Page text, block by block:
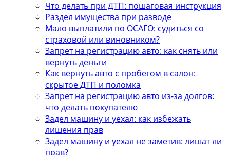
Что делать при ДТП: пошаговая инструкция
Раздел имущества при разводе
Мало выплатили по ОСАГО: судиться со
страховой или виновником?
Запрет на регистрацию авто: как снять или
вернуть деньги
Как вернуть авто с пробегом в салон:
скрытое ДТП и поломка
Запрет на регистрацию авто из-за долгов:
что делать покупателю
Задел машину и уехал: как избежать
лишения прав
Задел машину и уехал не заметив: лишат ли
прав?